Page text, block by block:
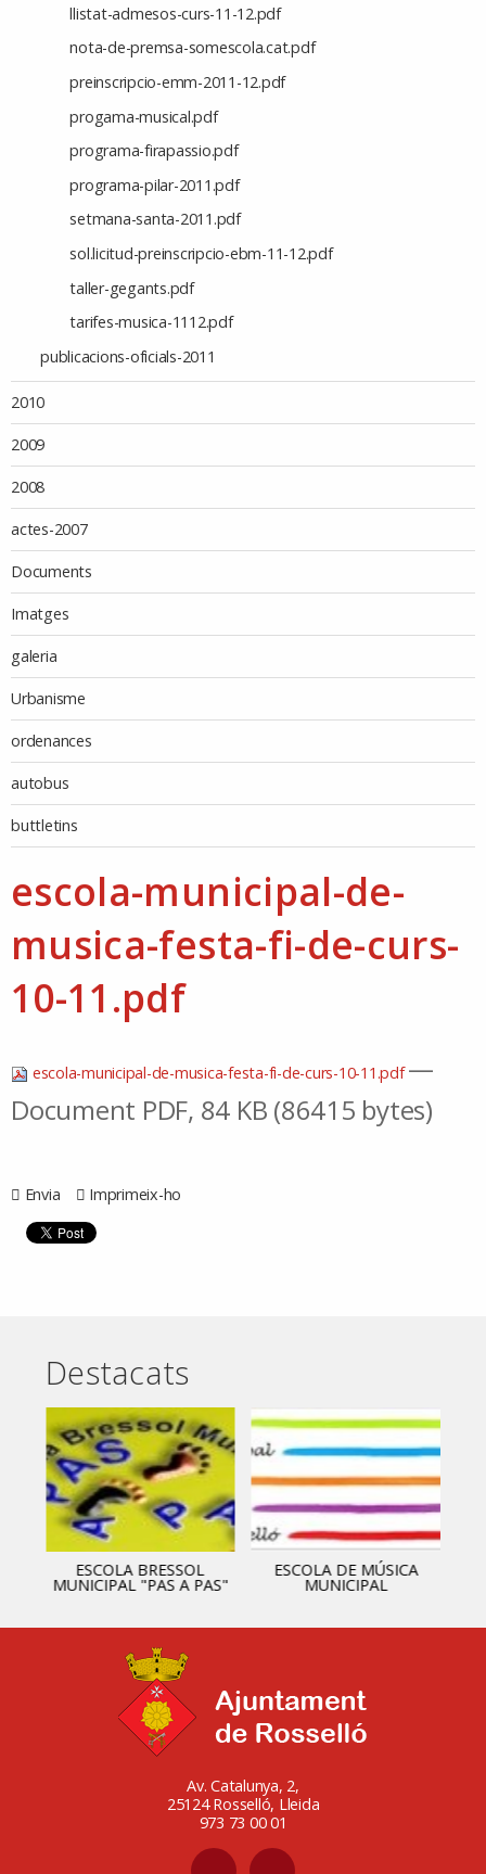
llistat-admesos-curs-11-12.pdf
nota-de-premsa-somescola.cat.pdf
preinscripcio-emm-2011-12.pdf
progama-musical.pdf
programa-firapassio.pdf
programa-pilar-2011.pdf
setmana-santa-2011.pdf
sol.licitud-preinscripcio-ebm-11-12.pdf
taller-gegants.pdf
tarifes-musica-1112.pdf
publicacions-oficials-2011
2010
2009
2008
actes-2007
Documents
Imatges
galeria
Urbanisme
ordenances
autobus
buttletins
escola-municipal-de-
musica-festa-fi-de-curs-
10-11.pdf
escola-municipal-de-musica-festa-fi-de-curs-10-11.pdf—
Document PDF, 84 KB (86415 bytes)
Envia Imprimeix-ho
Destacats
ESCOLA BRESSOL
MUNICIPAL "PAS A PAS"
ESCOLA DE MÚSICA
MUNICIPAL
Av. Catalunya, 2,
25124 Rosselló, Lleida
973 73 00 01